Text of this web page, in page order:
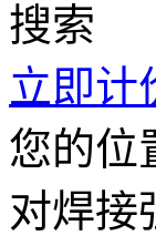
搜索
立即计
您的位
对焊接